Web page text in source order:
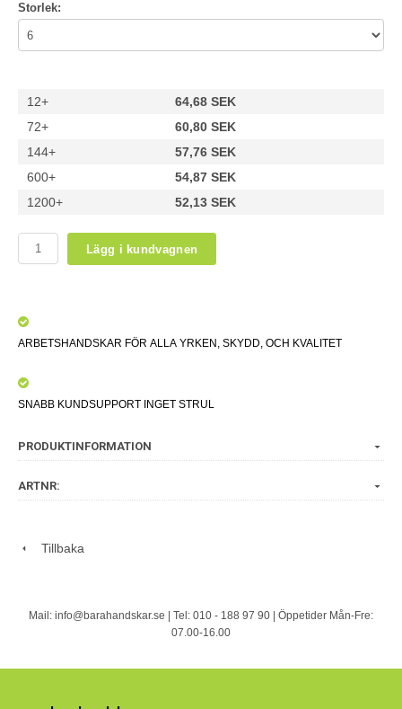
Storlek:
12+
64,68 SEK
72+
60,80 SEK
144+
57,76 SEK
600+
54,87 SEK
1200+
52,13 SEK
Lägg i kundvagnen
ARBETSHANDSKAR FÖR ALLA YRKEN, SKYDD, OCH KVALITET
SNABB KUNDSUPPORT INGET STRUL
PRODUKTINFORMATION
ARTNR:
Tillbaka
Mail: info@barahandskar.se | Tel: 010 - 188 97 90 | Öppetider Mån-Fre:
07.00-16.00